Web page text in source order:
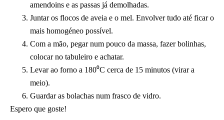
amendoins e as passas já demolhadas.
Juntar os flocos de aveia e o mel. Envolver tudo até ficar o
mais homogéneo possível.
Com a mão, pegar num pouco da massa, fazer bolinhas,
colocar no tabuleiro e achatar.
Levar ao forno a 180⁰C cerca de 15 minutos (virar a
meio).
Guardar as bolachas num frasco de vidro.
Espero que goste!